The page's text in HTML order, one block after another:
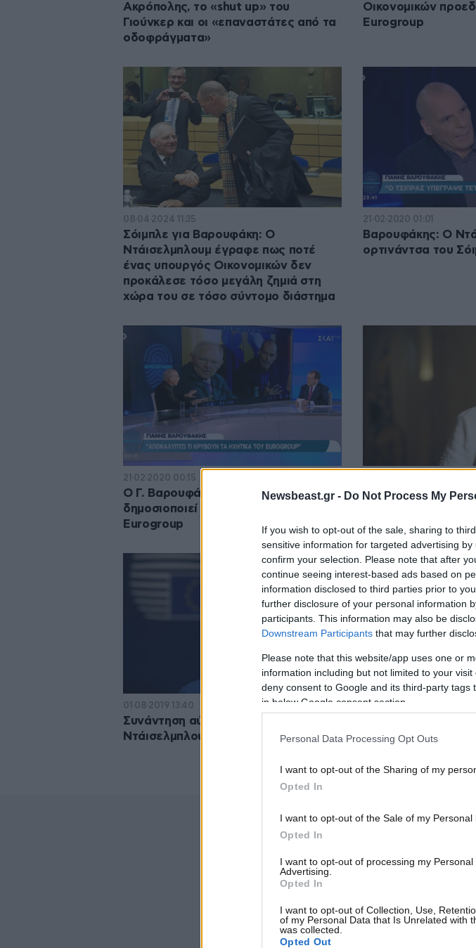
Newsbeast.gr - Do Not Process My
If you wish to opt-out of the sale, sharing to
sensitive information for targeted advertising
confirm your selection. Please note that after
continue seeing interest-based ads based on
information disclosed to third parties prior to
further disclosure of your personal information
participants. This information may also be
Downstream Participants that may further
Please note that this website/app uses one or
information including but not limited to your
deny consent to Google and its third-party
in below Google consent section.
Personal Data Processing Opt Outs
I want to opt-out of the Sharing of my
Opted In
I want to opt-out of the Sale of my Personal
Opted In
I want to opt-out of processing my Personal
Advertising.
Opted In
I want to opt-out of Collection, Use,
of my Personal Data that Is Unrelated with
was collected.
Opted Out
Ακρόπολης, το «shut up» του
Γιούνκερ και οι «επαναστάτες από τα
οδοφράγματα»
Οικονομικών
Eurogroup
08·04·2024 11:35
Σόιμπλε για Βαρουφάκη: Ο
Ντάισελμπλουμ έγραφε πως ποτέ
ένας υπουργός Οικονομικών δεν
προκάλεσε τόσο μεγάλη ζημιά στη
χώρα του σε τόσο σύντομο διάστημα
21·02·2020 01:01
Βαρουφάκης: Ο
ορτινάντσα του
21·02·2020 00:15
Ο Γ. Βαρουφάκης εξηγεί γιατί
δημοσιοποιεί τις συνομιλίες από τα
Eurogroup
Κρισταλίνα
ΔΝΤ
01·08·2019 13:40
Συνάντηση αύριο Σταϊκούρα –
Ντάισελμπλουμ
14·07·2019 00:16
εκνευρίσει